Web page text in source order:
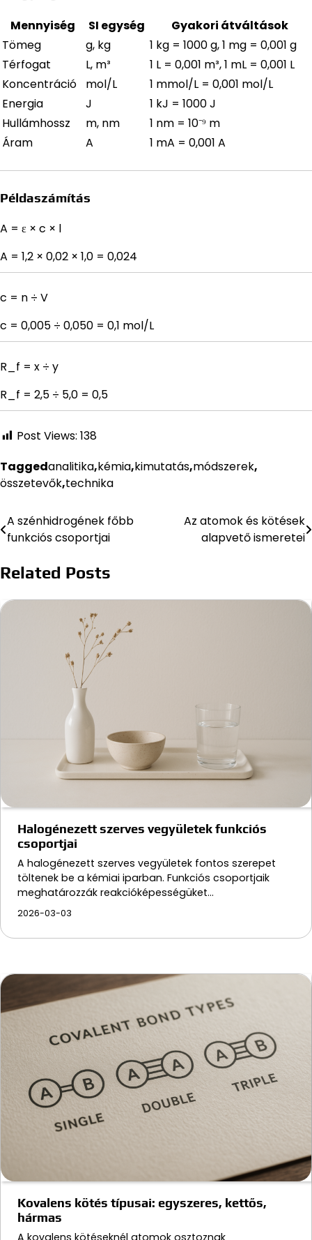
Mennyiség SI egység
Gyakori átváltások
Tömeg
g, kg
1 kg = 1000 g, 1 mg = 0,001 g
Térfogat
L, m³
1 L = 0,001 m³, 1 mL = 0,001 L
Koncentráció
mol/L
1 mmol/L = 0,001 mol/L
Energia
J
1 kJ = 1000 J
Hullámhossz
m, nm
1 nm = 10⁻⁹ m
Áram
A 1 mA = 0,001 A
Példaszámítás
A = ε × c × l
A = 1,2 × 0,02 × 1,0 = 0,024
c = n ÷ V
c = 0,005 ÷ 0,050 = 0,1 mol/L
R_f = x ÷ y
R_f = 2,5 ÷ 5,0 = 0,5
Post Views: 138
Taggedanalitika,kémia,kimutatás,módszerek,
összetevők,technika
Bejegyzés
A szénhidrogének főbb
funkciós csoportjai
Az atomok és kötések
alapvető ismeretei
Related Posts
Halogénezett szerves vegyületek funkciós
csoportjai
A halogénezett szerves vegyületek fontos szerepet
töltenek be a kémiai iparban. Funkciós csoportjaik
meghatározzák reakcióképességüket…
2026-03-03
Kovalens kötés típusai: egyszeres, kettős,
hármas